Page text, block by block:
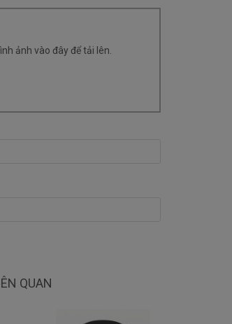
ảnh vào đây để tải lên.
QUAN